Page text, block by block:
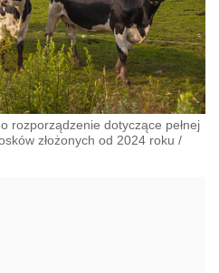
rozporządzenie dotyczące pełnej
złożonych od 2024 roku /